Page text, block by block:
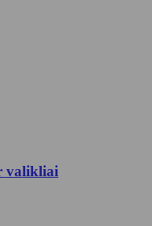
valikliai